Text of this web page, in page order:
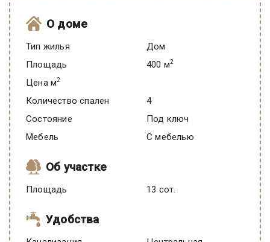
О доме
Тип жилья
Дом
Площадь
400 м2
Цена м2
Количество спален
4
Состояние
под ключ
Мебель
C мебелью
Об участке
Площадь 13 сот.
Удобства